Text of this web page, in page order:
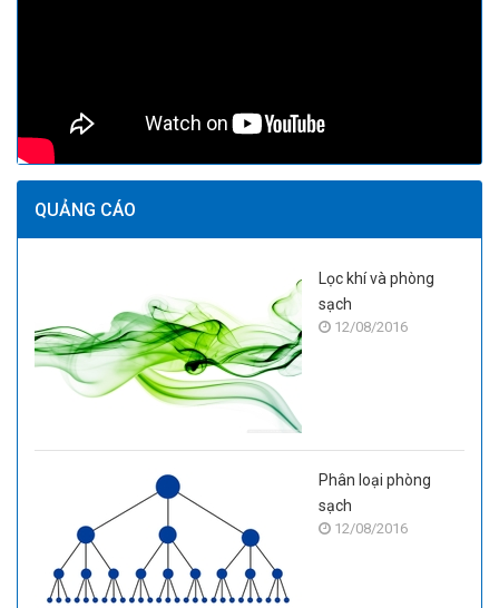
QUẢNG CÁO
Lọc khí và phòng
sạch
12/08/2016
Phân loại phòng
sạch
12/08/2016